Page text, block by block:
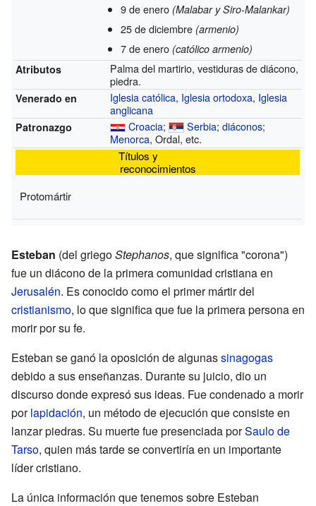
9 de enero (Malabar y Siro-Malankar)
25 de diciembre (armenio)
7 de enero (católico armenio)
Atributos
Palma del martirio, vestiduras de diácono,
piedra.
Venerado en Iglesia católica, Iglesia ortodoxa, Iglesia
anglicana
Patronazgo Croacia; Serbia;diáconos;
Menorca, Ordal, etc.
Títulos y
reconocimientos
Protomártir
Esteban (del griegoStephanos, que significa "corona")
fue un diácono de la primera comunidad cristiana en
Jerusalén. Es conocido como el primer mártir del
cristianismo, lo que significa que fue la primera persona en
morir por su fe.
Esteban se ganó la oposición de algunassinagogas
debido a sus enseñanzas. Durante su juicio, dio un
discurso donde expresó sus ideas. Fue condenado a morir
porlapidación, un método de ejecución que consiste en
lanzar piedras. Su muerte fue presenciada porSaulo de
Tarso, quien más tarde se convertiría en un importante
líder cristiano.
La única información que tenemos sobre Esteban